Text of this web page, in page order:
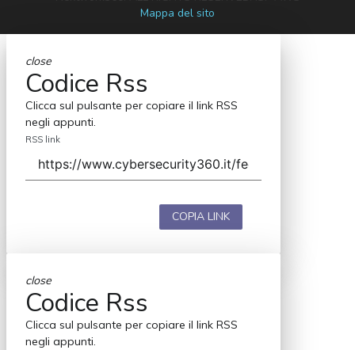
Mappa del sito
close
Codice Rss
Clicca sul pulsante per copiare il link RSS
negli appunti.
RSS link
COPIA LINK
close
Codice Rss
Clicca sul pulsante per copiare il link RSS
negli appunti.